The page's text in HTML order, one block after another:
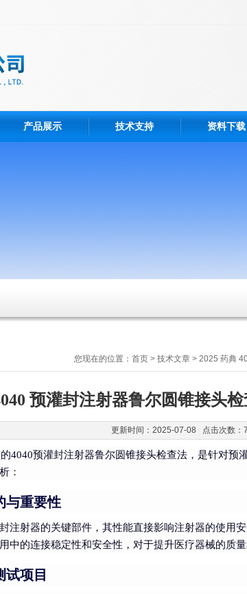
产品展示 技术支持 资料下载
您现在的位置： 首页 > 技术文章 > 2025 药典
预灌封注射器鲁尔圆锥接头
更新时间：2025-07-08 点击次数：
4040预灌封注射器鲁尔圆锥接头检查法，是针对
：
与重要性
注射器的关键部件，其性能直接影响注射器的使用
中的连接稳定性和安全性，对于提升医疗器械的质量
试项目